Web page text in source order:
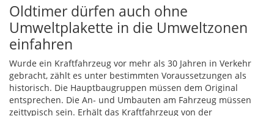
Oldtimer dürfen auch ohne
Umweltplakette in die Umweltzonen
einfahren
Wurde ein Kraftfahrzeug vor mehr als 30 Jahren in Verkehr
gebracht, zählt es unter bestimmten Voraussetzungen als
historisch. Die Hauptbaugruppen müssen dem Original
entsprechen. Die An- und Umbauten am Fahrzeug müssen
zeittypisch sein. Erhält das Kraftfahrzeug von der